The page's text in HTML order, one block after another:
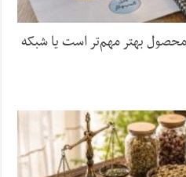
بهتر مهم‌تر است یا شبکه